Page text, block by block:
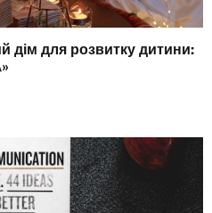
дім для розвитку дитини: